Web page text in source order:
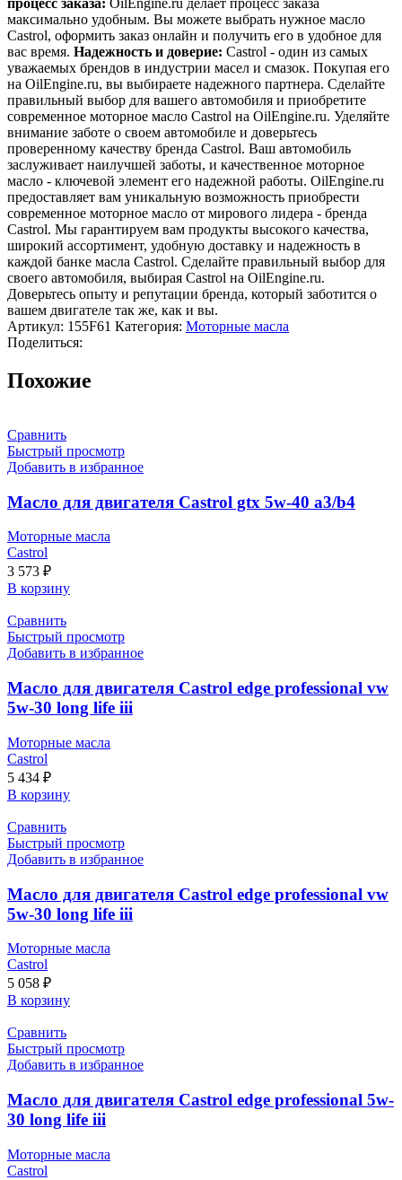
процесс заказа: OilEngine.ru делает процесс заказа
максимально удобным. Вы можете выбрать нужное масло
Castrol, оформить заказ онлайн и получить его в удобное для
вас время. Надежность и доверие: Castrol - один из самых
уважаемых брендов в индустрии масел и смазок. Покупая его
на OilEngine.ru, вы выбираете надежного партнера. Сделайте
правильный выбор для вашего автомобиля и приобретите
современное моторное масло Castrol на OilEngine.ru. Уделяйте
внимание заботе о своем автомобиле и доверьтесь
проверенному качеству бренда Castrol. Ваш автомобиль
заслуживает наилучшей заботы, и качественное моторное
масло - ключевой элемент его надежной работы. OilEngine.ru
предоставляет вам уникальную возможность приобрести
современное моторное масло от мирового лидера - бренда
Castrol. Мы гарантируем вам продукты высокого качества,
широкий ассортимент, удобную доставку и надежность в
каждой банке масла Castrol. Сделайте правильный выбор для
своего автомобиля, выбирая Castrol на OilEngine.ru.
Доверьтесь опыту и репутации бренда, который заботится о
вашем двигателе так же, как и вы.
Артикул: 155F61 Категория: Моторные масла
Поделиться:
Похожие
Сравнить
Быстрый просмотр
Добавить в избранное
Масло для двигателя Castrol gtx 5w-40 a3/b4
Моторные масла
Castrol
3 573 ₽
В корзину
Сравнить
Быстрый просмотр
Добавить в избранное
Масло для двигателя Castrol edge professional vw
5w-30 long life iii
Моторные масла
Castrol
5 434 ₽
В корзину
Сравнить
Быстрый просмотр
Добавить в избранное
Масло для двигателя Castrol edge professional vw
5w-30 long life iii
Моторные масла
Castrol
5 058 ₽
В корзину
Сравнить
Быстрый просмотр
Добавить в избранное
Масло для двигателя Castrol edge professional 5w-
30 long life iii
Моторные масла
Castrol